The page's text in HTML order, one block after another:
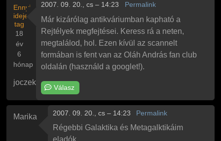
Ennyi
ideje
tag
18
év
6
hónap
joczek
2007. 09. 20., cs – 14:23 Permalink
Már kizárólag antikváriumban kapható a
Rejtélyek megfejtései. Keress rá a neten,
megtalálod, hol. Ezen kívül az scannelt
formában is fent van az Oláh András fan club
oldalán (használd a googlet!).
Válasz
Marika 2007. 09. 20., cs – 14:23 Permalink
Régebbi Galaktika és Metagalktikáim